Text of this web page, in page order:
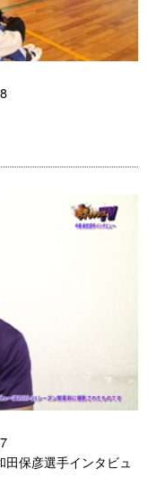
保彦選手インタビュ